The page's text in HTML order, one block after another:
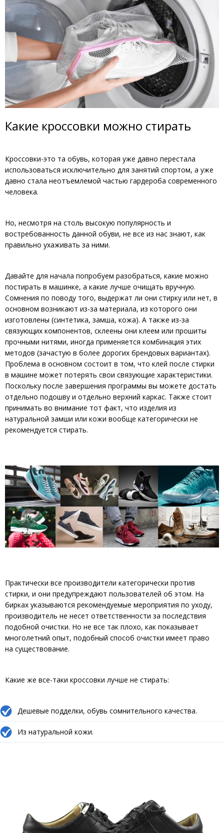
Какие кроссовки можно стирать
Кроссовки-это та обувь, которая уже давно перестала
использоваться исключительно для занятий спортом, а уже
давно стала неотъемлемой частью гардероба современного
человека.
Но, несмотря на столь высокую популярность и
востребованность данной обуви, не все из нас знают, как
правильно ухаживать за ними.
Давайте для начала попробуем разобраться, какие можно
постирать в машинке, а какие лучше очищать вручную.
Сомнения по поводу того, выдержат ли они стирку или нет, в
основном возникают из-за материала, из которого они
изготовлены (синтетика, замша, кожа). А также из-за
связующих компонентов, склеены они клеем или прошиты
прочными нитями, иногда применяется комбинация этих
методов (зачастую в более дорогих брендовых вариантах).
Проблема в основном состоит в том, что клей после стирки
в машине может потерять свои связующие характеристики.
Поскольку после завершения программы вы можете достать
отдельно подошву и отдельно верхний каркас. Также стоит
принимать во внимание тот факт, что изделия из
натуральной замши или кожи вообще категорически не
рекомендуется стирать.
Практически все производители категорически против
стирки, и они предупреждают пользователей об этом. На
бирках указываются рекомендуемые мероприятия по уходу,
производитель не несет ответственности за последствия
подобной очистки. Но не все так плохо, как показывает
многолетний опыт, подобный способ очистки имеет право
на существование.
Какие же все-таки кроссовки лучше не стирать:
Дешевые подделки, обувь сомнительного качества.
Из натуральной кожи.